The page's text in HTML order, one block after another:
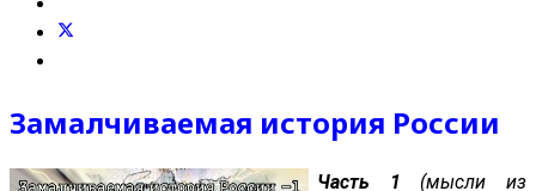
Замалчиваемая история России
Часть 1 (мысли из